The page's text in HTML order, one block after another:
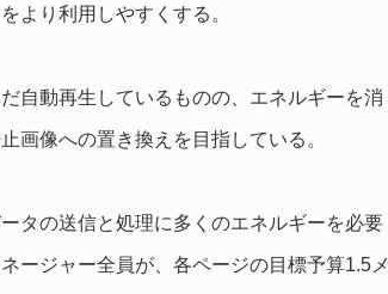
より利用しやすくする。
自動再生しているものの、エネルギーを消
画像への置き換えを目指している。
タの送信と処理に多くのエネルギーを必要
ージャー全員が、各ページの目標予算1.5メ